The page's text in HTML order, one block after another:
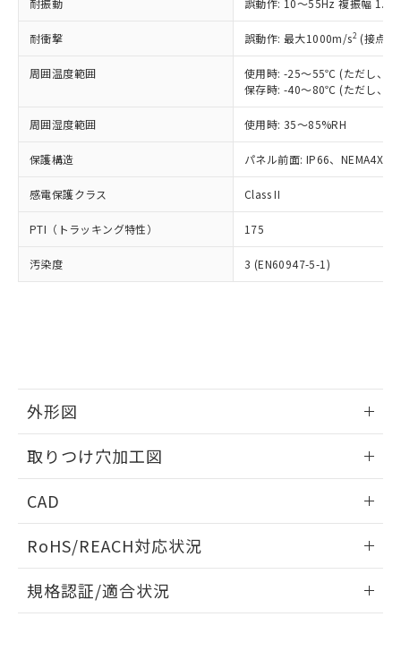
耐振動 誤動作: 10～55Hz 複振幅
耐衝撃 誤動作: 最大1000m/s2 (接点
周囲温度範囲
使用時: -25～55℃ (ただし、氷
保存時: -40～80℃ (ただし、氷
周囲湿度範囲 使用時: 35～85%RH
保護構造 パネル前面: IP66、NEMA4X,
感電保護クラス Class II
PTI（トラッキング特性） 175
汚染度 3 (EN60947-5-1)
外形図
取りつけ穴加工図
CAD
ドすることができます。
ログイン/会員登録
RoHS/REACH対応状況
EU RoHS 注意事項・凡例
規格認証/適合状況
正式な納期状況および標準価格はお客
様のお取引先、またはお客様担当のオ
ムロン制御機器販売店・当社販売員に
オムロン制御機器販売店や当社販売拠
販売ネットワーク
」をご確認
在庫状況および標準価格結果を当社の
事前の承諾なく第三者に漏洩または開
示しないようお願いします。
マイパーツ機能（部品リスト作成サー
ビス）をご利用いただくには、I-Web
メンバーズにご登録されている必要が
お客様が当ウェブサイト上で当社にご
指します。
但し、RoHS指令で産業用監視および制御機器に対する
適用除外項目は除く。
フタル酸エステル類の４物質については閾値を超える意
図的な使用がないことを確認しています。
部品在庫の切り替え状況などにより、予定
月が前後することがあります。
※3 非含有証明書ダウンロード
51物質の非含有証明書（当社基準）
※本証明書は発行日時点で非含有を証明す
るもので、過去に遡って非含有を証明する
ものではありません。
また、RoHS指令のフタル酸エステル類４
欄に対応日を記載しておりました。
既に当社にて対応品への在庫切替を完了
していることから、特段のことがない限
り、2022年1月12日より割愛しておりま
す。
DBP(フタル酸ジブチル) : 1000ppm、 DIBP(フタル酸ジ
イソブチル) : 1000ppm、 BBP(フタル酸ブチルベンジ
DEHP(フタル酸ビス(2-エチルヘキシル)) : 1000ppm
準値以下であることを示します。
「10」：通常の使用状況下において有害物
質が外部に漏えいし、環境に深刻な影響を
及ぼさない年数を意味します。
「－」：未確認です。当社販売部門へお問
全に破砕するなど、違法に輸出されな
いよう必要な手段を講じます。
当社は貴社製品を、核兵器、ミサイ
ル、化学兵器、生物兵器またはその他
武器並びにこれらの製造装置等に一切
当社は、貴社製品を第三者に販売する
場合は、上記1、2および3の内容を当
該第三者に通知します。また当社は、
販売先および販売に係わる関係者が違
法に輸出するおそれがある場合は、取
り引きをいたしません。
一定数には満たないが在庫あり
－
在庫なし(最新の在庫状況につ
いては、お客様のお取引先、ま
たはお客様担当のオムロン制御
機器販売店・当社販売員にご確
空
受注生産機種、また在庫状況の
情報を公開していない機種